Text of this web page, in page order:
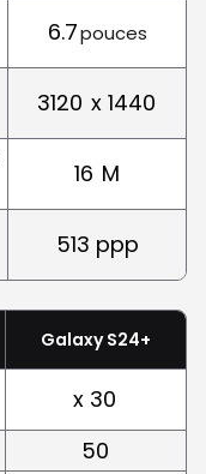
6.7pouces
3120 x 1440
16 M
513 ppp
Galaxy S24+
x 30
50